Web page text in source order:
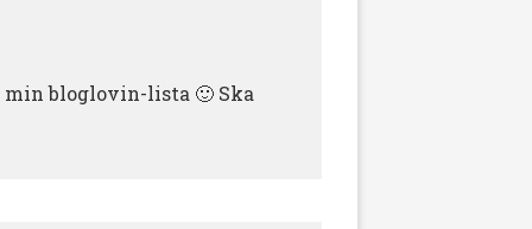
min bloglovin-lista 🙂 Ska